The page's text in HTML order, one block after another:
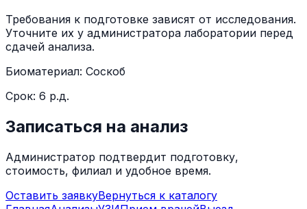
Требования к подготовке зависят от исследования.
Уточните их у администратора лаборатории перед
сдачей анализа.
Биоматериал: Соскоб
Срок: 6 р.д.
Записаться на анализ
Администратор подтвердит подготовку,
стоимость, филиал и удобное время.
Оставить заявкуВернуться к каталогу